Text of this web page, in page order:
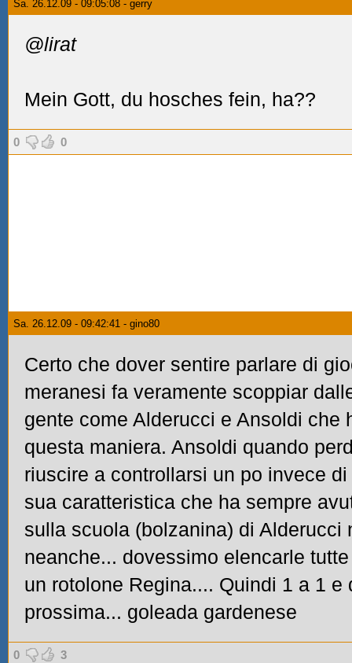
Sa. 26.12.09 - 09:05:08 - gerry
@lirat
Mein Gott, du hosches fein, ha??
0 0
Sa. 26.12.09 - 09:42:41 - gino80
Certo che dover sentire parlare di
meranesi fa veramente scoppiar
gente come Alderucci e Ansoldi che
questa maniera. Ansoldi quando
riuscire a controllarsi un po invece
sua caratteristica che ha sempre
sulla scuola (bolzanina) di Alderucci
neanche... dovessimo elencarle
un rotolone Regina.... Quindi 1 a 1 e
prossima... goleada gardenese
0 3